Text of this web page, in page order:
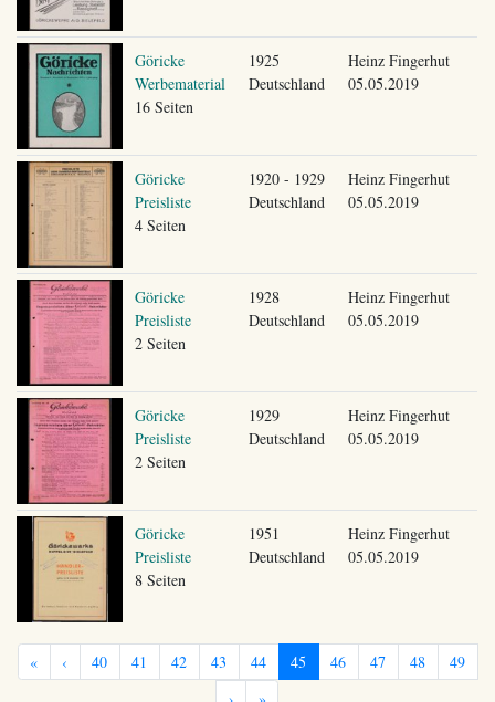
Göricke
Werbematerial
16 Seiten
1925
Deutschland
Heinz Fingerhut
05.05.2019
Göricke
Preisliste
4 Seiten
1920 - 1929
Deutschland
Heinz Fingerhut
05.05.2019
Göricke
Preisliste
2 Seiten
1928
Deutschland
Heinz Fingerhut
05.05.2019
Göricke
Preisliste
2 Seiten
1929
Deutschland
Heinz Fingerhut
05.05.2019
Göricke
Preisliste
8 Seiten
1951
Deutschland
Heinz Fingerhut
05.05.2019
« ‹ 40 41 42 43 44 45 46 47 48
49
›
»